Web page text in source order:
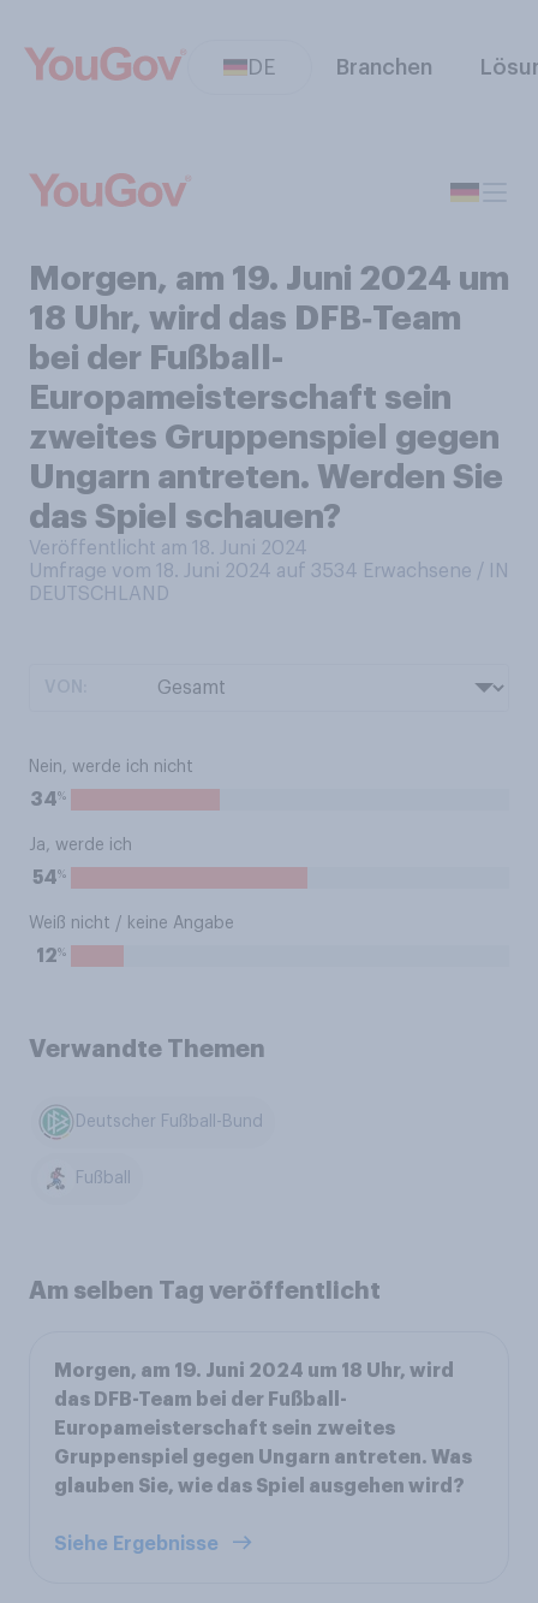
DE Branchen
Morgen, am 19. Juni 2024 um
18 Uhr, wird das DFB‑Team
bei der Fußball-
Europameisterschaft sein
zweites Gruppenspiel gegen
Ungarn antreten. Werden Sie
das Spiel schauen?
Veröffentlicht am 18. Juni 2024
Umfrage vom 18. Juni 2024 auf 3534 Erwachsene / IN
DEUTSCHLAND
Nein, werde ich nicht
34%
Ja, werde ich
54%
Weiß nicht / keine Angabe
12%
Verwandte Themen
Deutscher Fußball-Bund
Fußball
Am selben Tag veröffentlicht
Morgen, am 19. Juni 2024 um 18 Uhr, wird
das DFB-Team bei der Fußball-
Europameisterschaft sein zweites
Gruppenspiel gegen Ungarn antreten. Was
glauben Sie, wie das Spiel ausgehen wird?
Siehe Ergebnisse